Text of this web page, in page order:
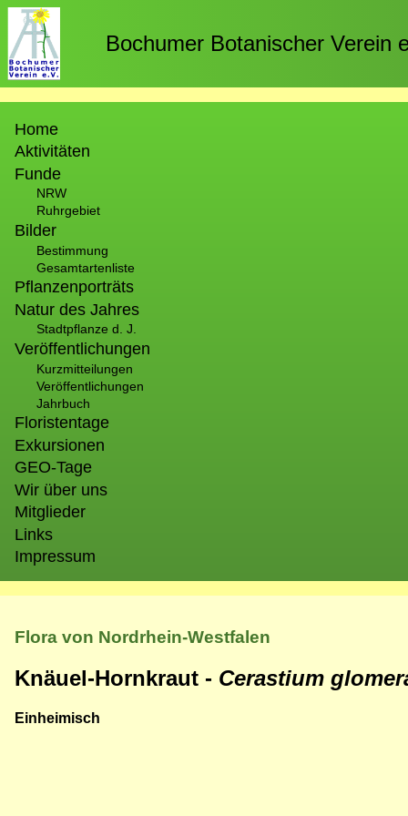
Direkt
zum
Inhalt
Bochumer Botanischer Verein
Home
Aktivitäten
Funde
NRW
Ruhrgebiet
Bilder
Bestimmung
Gesamtartenliste
Pflanzenporträts
Natur des Jahres
Stadtpflanze d. J.
Veröffentlichungen
Kurzmitteilungen
Veröffentlichungen
Jahrbuch
Floristentage
Exkursionen
GEO-Tage
Wir über uns
Mitglieder
Links
Impressum
Flora von Nordrhein-Westfalen
Knäuel-Hornkraut - Cerastium
Einheimisch